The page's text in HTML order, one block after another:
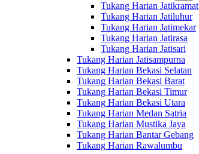
Tukang Harian Jatikramat
Tukang Harian Jatiluhur
Tukang Harian Jatimekar
Tukang Harian Jatirasa
Tukang Harian Jatisari
Tukang Harian Jatisampurna
Tukang Harian Bekasi Selatan
Tukang Harian Bekasi Barat
Tukang Harian Bekasi Timur
Tukang Harian Bekasi Utara
Tukang Harian Medan Satria
Tukang Harian Mustika Jaya
Tukang Harian Bantar Gebang
Tukang Harian Rawalumbu